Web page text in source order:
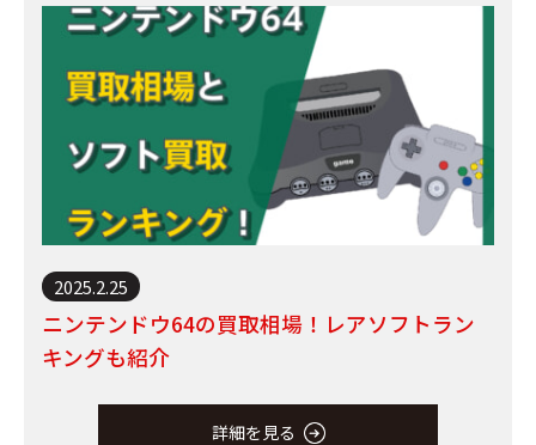
2025.2.25
ニンテンドウ64の買取相場！レアソフトラン
キングも紹介
詳細を見る